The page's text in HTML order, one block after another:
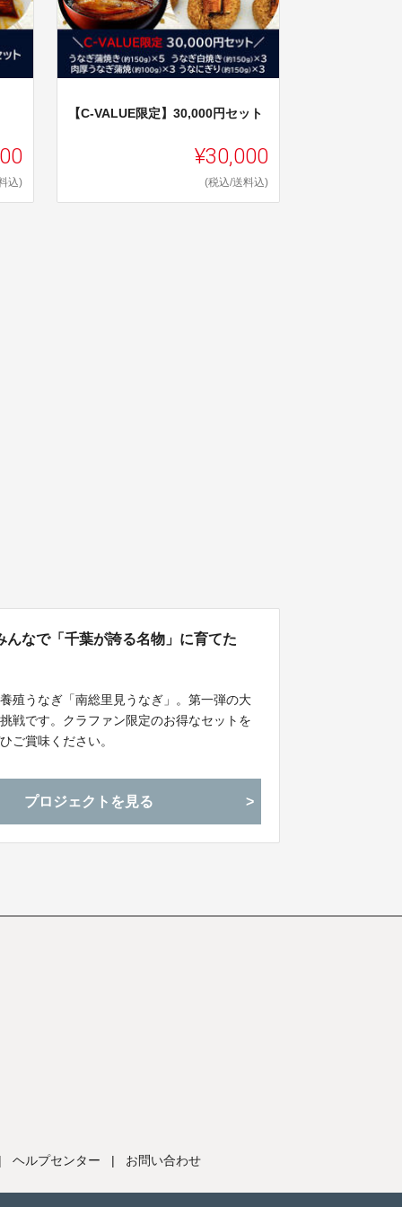
込)
【C-VALUE限定】30,000円セット
¥30,000
(税込/送料込)
なで「千葉が誇る名物」に育てた
殖うなぎ「南総里見うなぎ」。第一弾の大
戦です。クラファン限定のお得なセットを
ご賞味ください。
プロジェクトを見る
ヘルプセンター | お問い合わせ